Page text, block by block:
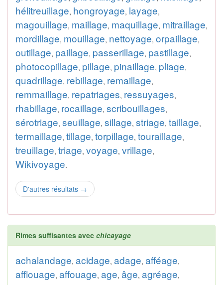
hélitreuillage, hongroyage, layage,
magouillage, maillage, maquillage, mitraillage,
mordillage, mouillage, nettoyage, orpaillage,
outillage, paillage, passerillage, pastillage,
photocopillage, pillage, pinaillage, pliage,
quadrillage, rebillage, remaillage,
remmaillage, repatriages, ressuyages,
rhabillage, rocaillage, scribouillages,
sérotriage, seuillage, sillage, striage, taillage,
termaillage, tillage, torpillage, touraillage,
treuillage, triage, voyage, vrillage,
Wikivoyage.
D'autres résultats →
Rimes suffisantes avec chicayage
achalandage, acidage, adage, afféage,
afflouage, affouage, age, âge, agréage,